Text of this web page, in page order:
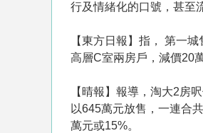
行及情緒化的口號，甚至
【東方日報】指， 第一
高層C室兩房戶，減價20
【晴報】報導，淘大2房
以645萬元放售，一連合
萬元或15%。